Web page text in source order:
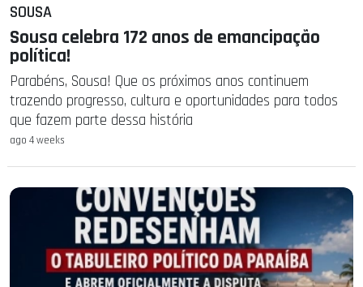
SOUSA
Sousa celebra 172 anos de emancipação
política!
Parabéns, Sousa! Que os próximos anos continuem
trazendo progresso, cultura e oportunidades para todos
que fazem parte dessa história
ago 4 weeks